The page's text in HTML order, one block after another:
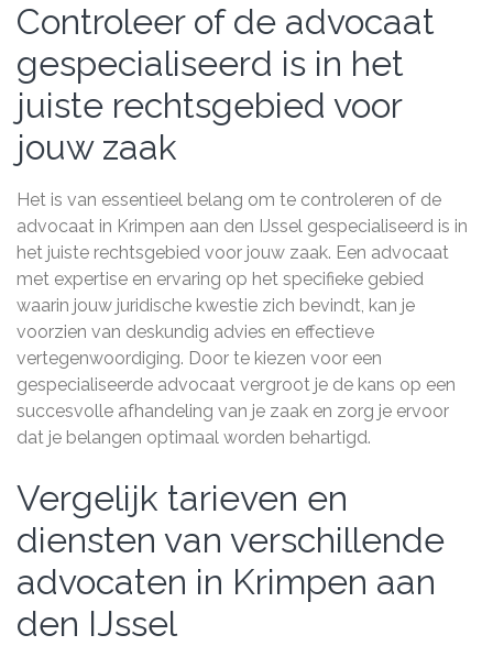
Controleer of de advocaat
gespecialiseerd is in het
juiste rechtsgebied voor
jouw zaak
Het is van essentieel belang om te controleren of de
advocaat in Krimpen aan den IJssel gespecialiseerd is in
het juiste rechtsgebied voor jouw zaak. Een advocaat
met expertise en ervaring op het specifieke gebied
waarin jouw juridische kwestie zich bevindt, kan je
voorzien van deskundig advies en effectieve
vertegenwoordiging. Door te kiezen voor een
gespecialiseerde advocaat vergroot je de kans op een
succesvolle afhandeling van je zaak en zorg je ervoor
dat je belangen optimaal worden behartigd.
Vergelijk tarieven en
diensten van verschillende
advocaten in Krimpen aan
den IJssel